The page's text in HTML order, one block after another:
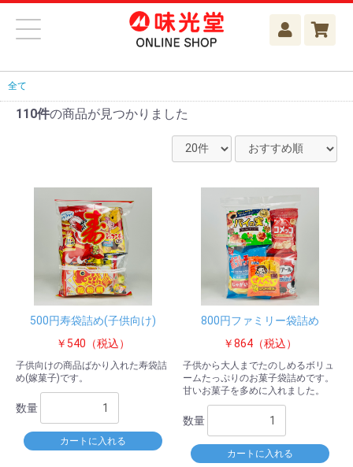
全て
110件の商品が見つかりました
500円寿袋詰め(子供向け)
￥540（税込）
子供向けの商品ばかり入れた寿袋詰
め(嫁菓子)です。
数量
カートに入れる
800円ファミリー袋詰め
￥864（税込）
子供から大人までたのしめるボリュ
ームたっぷりのお菓子袋詰めです。
甘いお菓子を多めに入れました。
数量
カートに入れる